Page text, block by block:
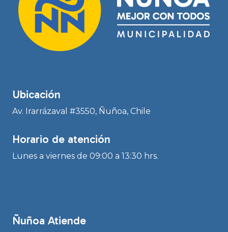
Ubicación
Av. Irarrázaval #3550, Ñuñoa, Chile
Horario de atención
Lunes a viernes de 09:00 a 13:30 hrs.
Ñuñoa Atiende